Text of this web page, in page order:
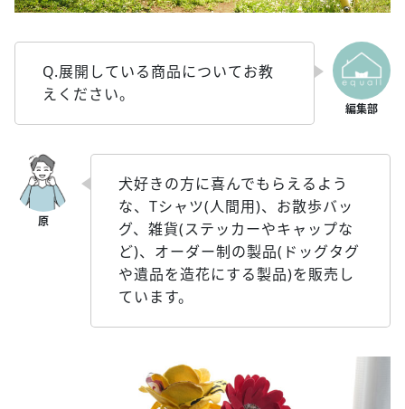
Q.展開している商品についてお教
えください。
犬好きの方に喜んでもらえるよう
な、Tシャツ(人間用)、お散歩バッ
グ、雑貨(ステッカーやキャップな
ど)、オーダー制の製品(ドッグタグ
や遺品を造花にする製品)を販売し
ています。